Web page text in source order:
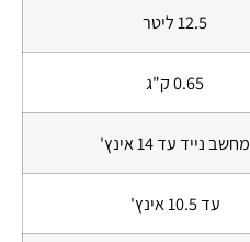
12.5 ליטר
0.65 ק"ג
מחשב נייד עד 14 אינץ'
עד 10.5 אינץ'